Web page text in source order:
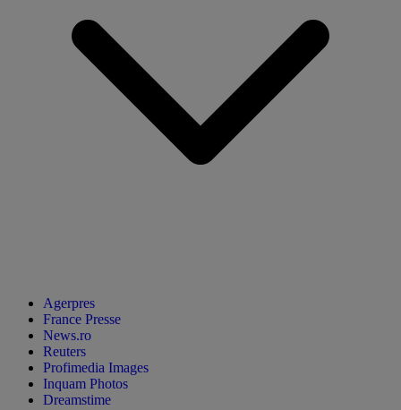
Agerpres
France Presse
News.ro
Reuters
Profimedia Images
Inquam Photos
Dreamstime